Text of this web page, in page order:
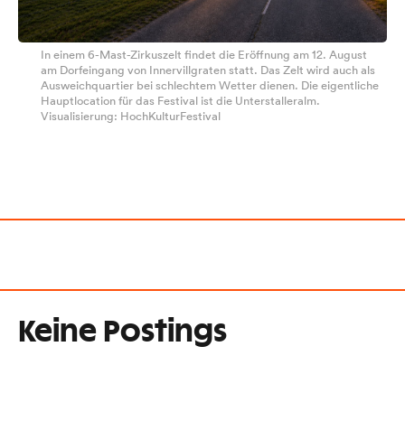
In einem 6-Mast-Zirkuszelt findet die Eröffnung am 12. August
am Dorfeingang von Innervillgraten statt. Das Zelt wird auch als
Ausweichquartier bei schlechtem Wetter dienen. Die eigentliche
Hauptlocation für das Festival ist die Unterstalleralm.
Visualisierung: HochKulturFestival
Keine Postings